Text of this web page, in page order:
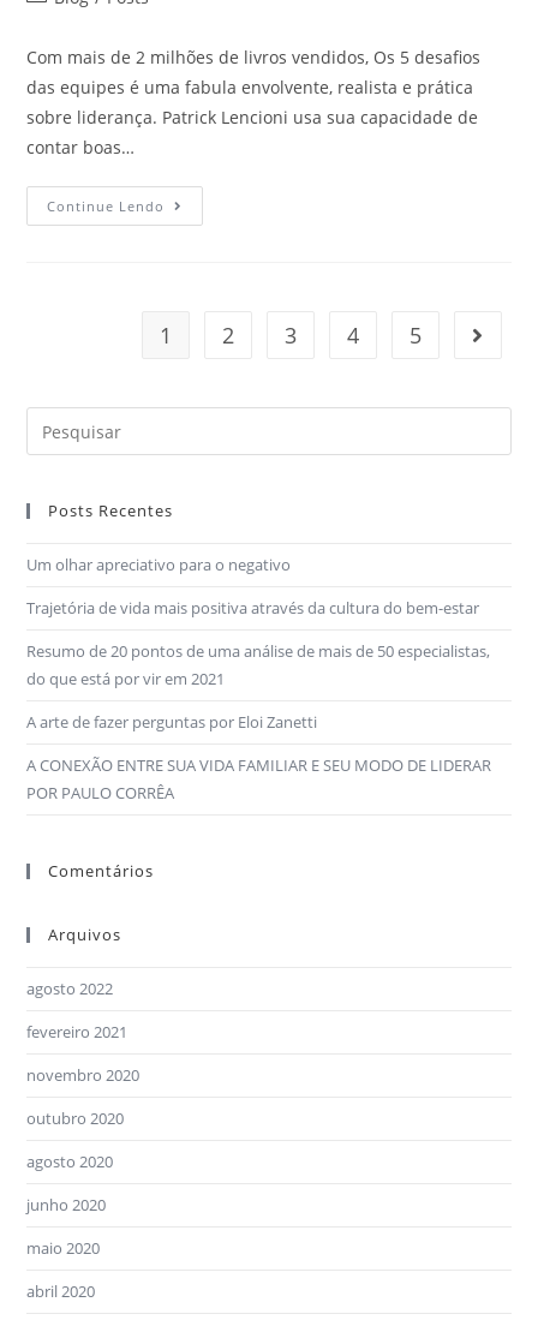
Com mais de 2 milhões de livros vendidos, Os 5 desafios
das equipes é uma fabula envolvente, realista e prática
sobre liderança. Patrick Lencioni usa sua capacidade de
contar boas…
Continue Lendo
1 2 3 4 5
Posts Recentes
Um olhar apreciativo para o negativo
Trajetória de vida mais positiva através da cultura do bem-estar
Resumo de 20 pontos de uma análise de mais de 50 especialistas,
do que está por vir em 2021
A arte de fazer perguntas por Eloi Zanetti
A CONEXÃO ENTRE SUA VIDA FAMILIAR E SEU MODO DE LIDERAR
POR PAULO CORRÊA
Comentários
Arquivos
agosto 2022
fevereiro 2021
novembro 2020
outubro 2020
agosto 2020
junho 2020
maio 2020
abril 2020